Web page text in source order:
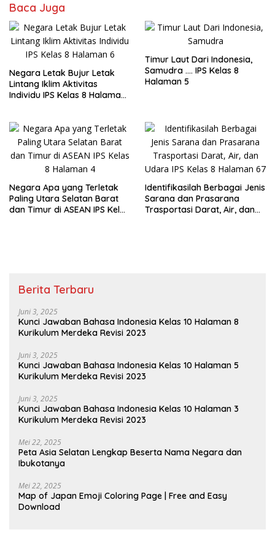
Baca Juga
Negara Letak Bujur Letak
Lintang Iklim Aktivitas
Individu IPS Kelas 8 Halaman
Timur Laut Dari Indonesia,
Samudra …. IPS Kelas 8
Halaman 5
Negara Apa yang Terletak
Paling Utara Selatan Barat
dan Timur di ASEAN IPS Kelas
Identifikasilah Berbagai Jenis
Sarana dan Prasarana
Trasportasi Darat, Air, dan
Berita Terbaru
Juni 3, 2025
Kunci Jawaban Bahasa Indonesia Kelas 10 Halaman 8
Kurikulum Merdeka Revisi 2023
Juni 3, 2025
Kunci Jawaban Bahasa Indonesia Kelas 10 Halaman 5
Kurikulum Merdeka Revisi 2023
Juni 3, 2025
Kunci Jawaban Bahasa Indonesia Kelas 10 Halaman 3
Kurikulum Merdeka Revisi 2023
Mei 22, 2025
Peta Asia Selatan Lengkap Beserta Nama Negara dan
Ibukotanya
Mei 22, 2025
Map of Japan Emoji Coloring Page | Free and Easy
Download